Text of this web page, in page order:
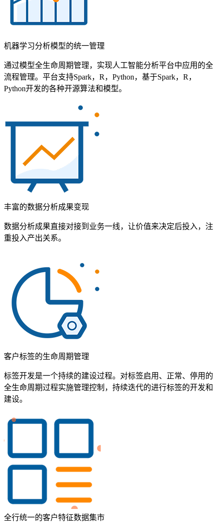
机器学习分析模型的统一管理
通过模型全生命周期管理，实现人工智能分析平台中应用的全
流程管理。平台支持Spark，R，Python，基于Spark，R，
Python开发的各种开源算法和模型。
丰富的数据分析成果变现
数据分析成果直接对接到业务一线，让价值来决定后投入，注
重投入产出关系。
客户标签的生命周期管理
标签开发是一个持续的建设过程。对标签启用、正常、停用的
全生命周期过程实施管理控制，持续迭代的进行标签的开发和
建设。
全行统一的客户特征数据集市